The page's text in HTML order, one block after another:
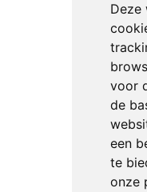
Deze
voor
de
een
te
onze